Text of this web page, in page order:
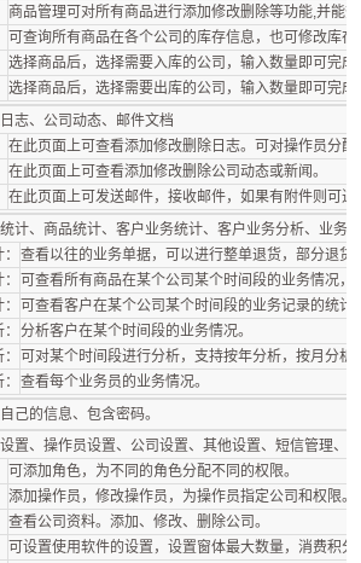
商品管理可对所有商品进行添加修改删除等功能,并能
可查询所有商品在各个公司的库存信息，也可修改库
选择商品后，选择需要入库的公司，输入数量即可完成
选择商品后，选择需要出库的公司，输入数量即可完成
志、公司动态、邮件文档
在此页面上可查看添加修改删除日志。可对操作员分
在此页面上可查看添加修改删除公司动态或新闻。
在此页面上可发送邮件，接收邮件，如果有附件则可
计、商品统计、客户业务统计、客户业务分析、业务
查看以往的业务单据，可以进行整单退货，部分退
可查看所有商品在某个公司某个时间段的业务情况，
可查看客户在某个公司某个时间段的业务记录的统计
分析客户在某个时间段的业务情况。
可对某个时间段进行分析，支持按年分析，按月分析
查看每个业务员的业务情况。
己的信息、包含密码。
置、操作员设置、公司设置、其他设置、短信管理、
可添加角色，为不同的角色分配不同的权限。
添加操作员，修改操作员，为操作员指定公司和权限。
查看公司资料。添加、修改、删除公司。
可设置使用软件的设置，设置窗体最大数量，消费积